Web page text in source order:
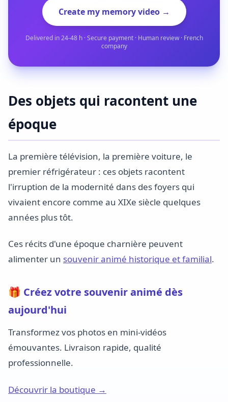
Create my memory video →
Delivered in 24-48 h · Secure payment · Human review · French
company
Des objets qui racontent une
époque
La première télévision, la première voiture, le
premier réfrigérateur : ces objets racontent
l'irruption de la modernité dans des foyers qui
vivaient encore comme au XIXe siècle quelques
années plus tôt.
Ces récits d'une époque charnière peuvent
alimenter un souvenir animé historique et familial.
🎁 Créez votre souvenir animé dès
aujourd'hui
Transformez vos photos en mini-vidéos
émouvantes. Livraison rapide, qualité
professionnelle.
Découvrir la boutique →